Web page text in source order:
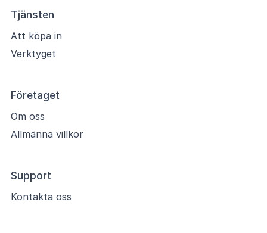
Tjänsten
Att köpa in
Verktyget
Företaget
Om oss
Allmänna villkor
Support
Kontakta oss